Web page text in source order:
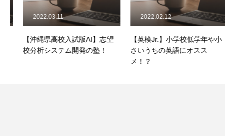
【沖縄県高校入試版AI】志望
校分析システム開発の塾！
2022.03.11
【英検Jr.】小学校低学年や小
さいうちの英語にオスス
メ！？
2022.02.12